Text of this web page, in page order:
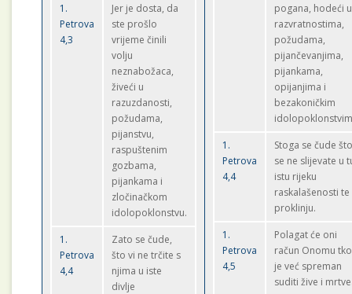
1.
Petrova
4,3
Jer je dosta, da
ste prošlo
vrijeme činili
volju
neznabožaca,
živeći u
razuzdanosti,
požudama,
pijanstvu,
raspuštenim
gozbama,
pijankama i
zločinačkom
idolopoklonstvu.
1.
Petrova
4,4
Zato se čude,
što vi ne trčite s
njima u iste
divlje
pogana, hodeći u
razvratnostima,
požudama,
pijančevanjima,
pijankama,
opijanjima i
bezakoničkim
1.
Petrova
4,4
Stoga se čude
se ne slijevate u
istu rijeku
raskalašenosti te
proklinju.
1.
Petrova
4,5
Polagat će oni
račun Onomu tko
je već spreman
suditi žive i